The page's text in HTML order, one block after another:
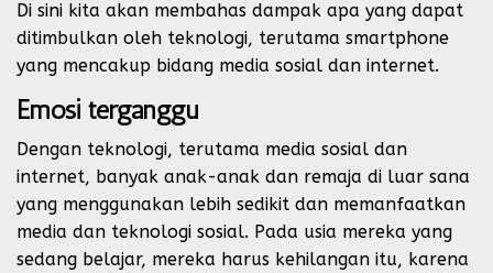
Di sini kita akan membahas dampak apa yang dapat
ditimbulkan oleh teknologi, terutama smartphone
yang mencakup bidang media sosial dan internet.
Emosi terganggu
Dengan teknologi, terutama media sosial dan
internet, banyak anak-anak dan remaja di luar sana
yang menggunakan lebih sedikit dan memanfaatkan
media dan teknologi sosial. Pada usia mereka yang
sedang belajar, mereka harus kehilangan itu, karena